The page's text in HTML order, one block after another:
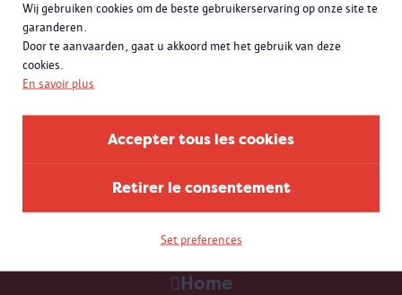
Wij gebruiken cookies om de beste gebruikerservaring op onze site te
garanderen.
Door te aanvaarden, gaat u akkoord met het gebruik van deze
cookies.
En savoir plus
Accepter tous les cookies
Retirer le consentement
Set preferences
Home